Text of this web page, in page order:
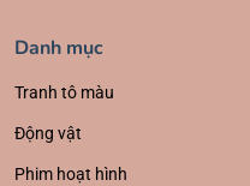
Danh mục
Tranh tô màu
Động vật
Phim hoạt hình